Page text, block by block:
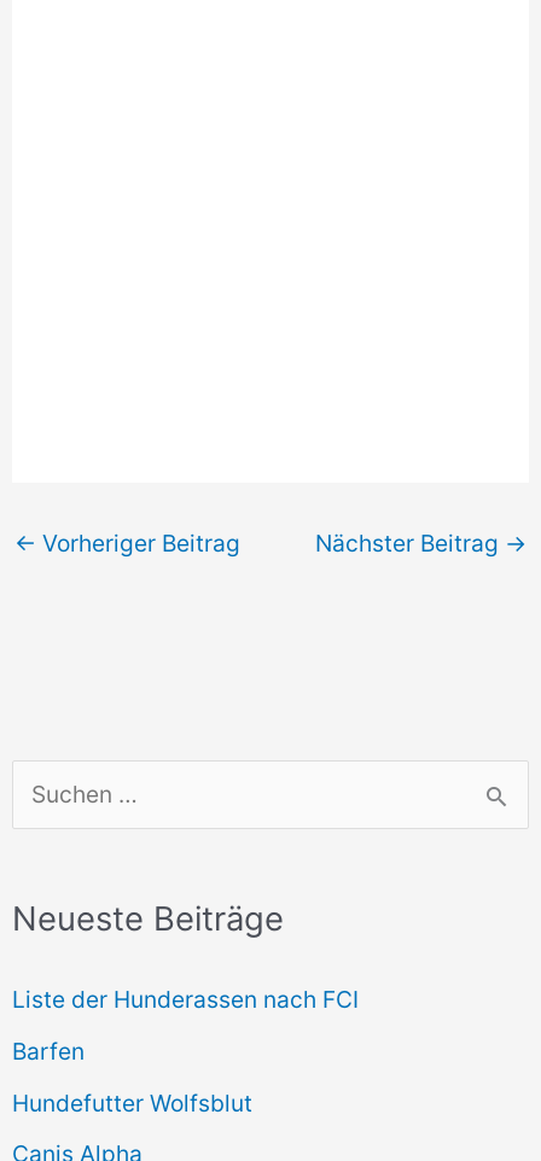
u
h
n
n
a
c
Neueste Beiträge
Liste der Hunderassen nach FCI
Barfen
Hundefutter Wolfsblut
Canis Alpha
← Vorheriger Beitrag Nächster Beitrag →